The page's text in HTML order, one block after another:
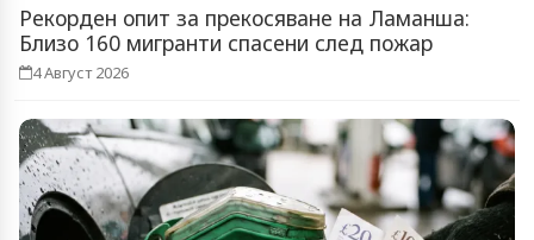
Рекорден опит за прекосяване на Ламанша:
Близо 160 мигранти спасени след пожар
4 Август 2026